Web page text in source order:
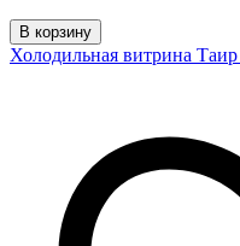
В корзину
Холодильная витрина